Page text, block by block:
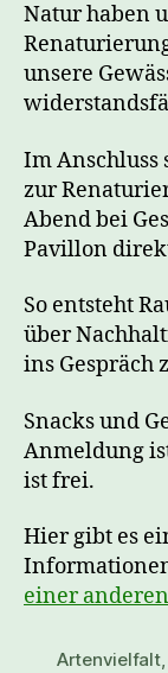
Natur haben
unsere
Im
zur
Abend bei
Pavillon
So entsteht
über
ins Gespräch
Snacks und
Anmeldung
ist frei.
Hier gibt es
einer
Artenvielfalt